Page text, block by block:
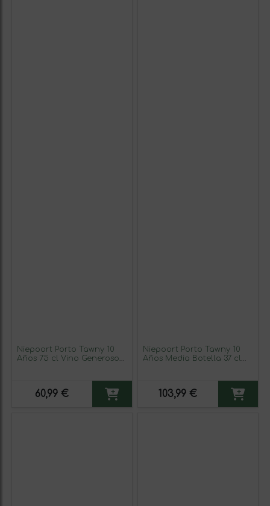
Niepoort Porto Tawny 10
Años 75 cl Vino Generoso
60,99 €
Niepoort Porto Tawny 10
Años Media Botella 37 cl
103,99 €